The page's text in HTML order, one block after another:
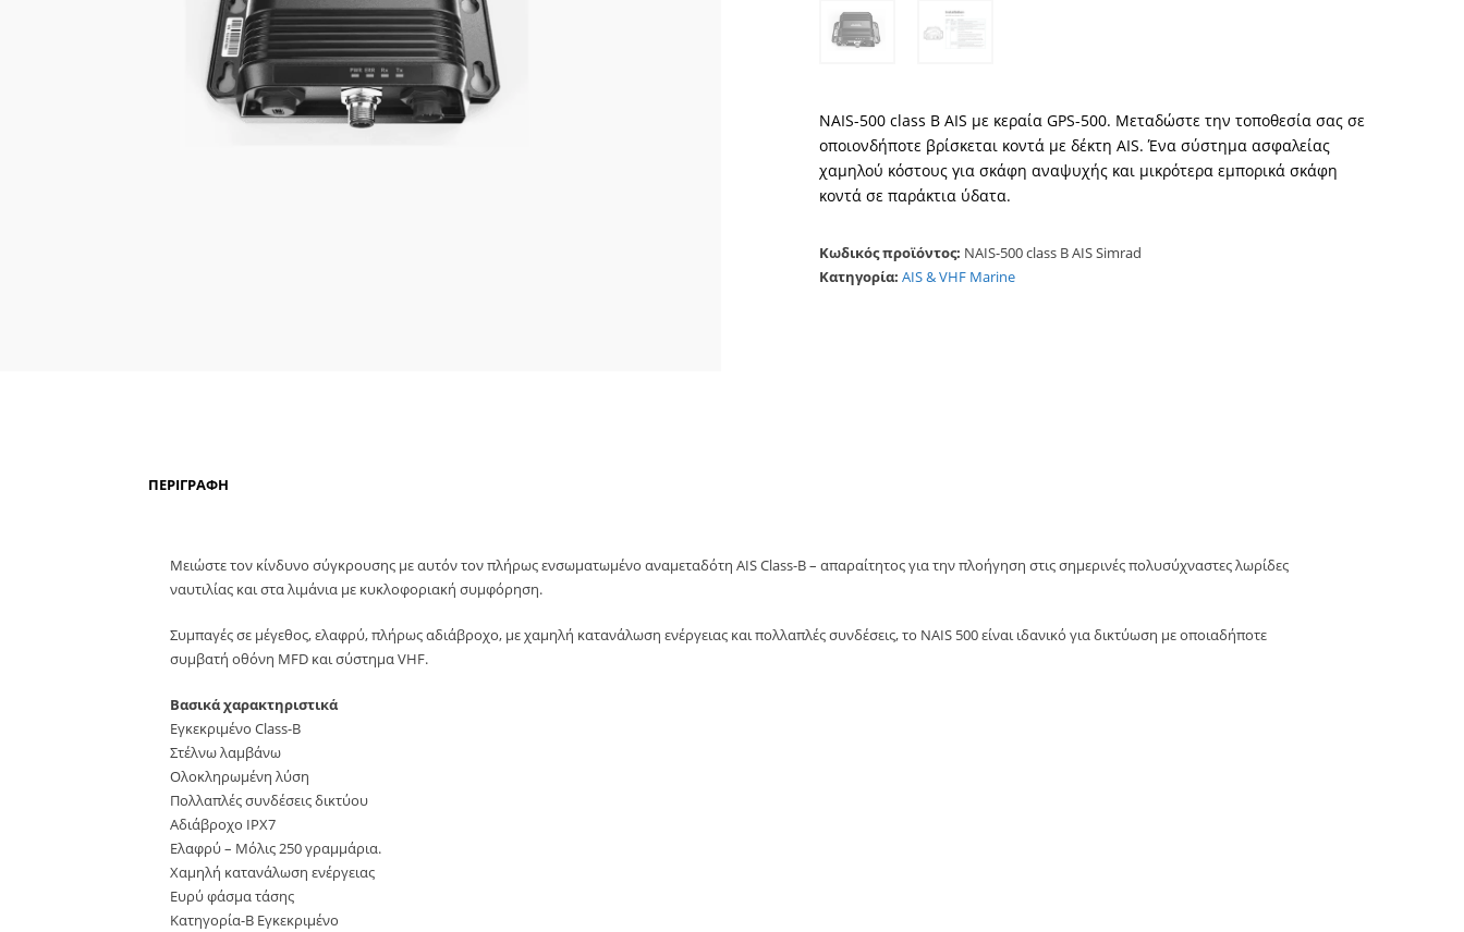
NAIS-500 class B AIS με κεραία GPS-500. Μεταδώστε την τοποθεσία σας σε
οποιονδήποτε βρίσκεται κοντά με δέκτη AIS. Ένα σύστημα ασφαλείας
χαμηλού κόστους για σκάφη αναψυχής και μικρότερα εμπορικά σκάφη
κοντά σε παράκτια ύδατα.
Κωδικός προϊόντος: NAIS-500 class B AIS Simrad
Κατηγορία: AIS & VHF Marine
ΠΕΡΙΓΡΑΦΉ
Μειώστε τον κίνδυνο σύγκρουσης με αυτόν τον πλήρως ενσωματωμένο αναμεταδότη AIS Class-B – απαραίτητος για την πλοήγηση στις σημερινές πολυσύχναστες λωρίδες
ναυτιλίας και στα λιμάνια με κυκλοφοριακή συμφόρηση.
Συμπαγές σε μέγεθος, ελαφρύ, πλήρως αδιάβροχο, με χαμηλή κατανάλωση ενέργειας και πολλαπλές συνδέσεις, το NAIS 500 είναι ιδανικό για δικτύωση με οποιαδήποτε
συμβατή οθόνη MFD και σύστημα VHF.
Βασικά χαρακτηριστικά
Εγκεκριμένο Class-B
Στέλνω λαμβάνω
Ολοκληρωμένη λύση
Πολλαπλές συνδέσεις δικτύου
Αδιάβροχο IPX7
Ελαφρύ – Μόλις 250 γραμμάρια.
Χαμηλή κατανάλωση ενέργειας
Ευρύ φάσμα τάσης
Κατηγορία-Β Εγκεκριμένο